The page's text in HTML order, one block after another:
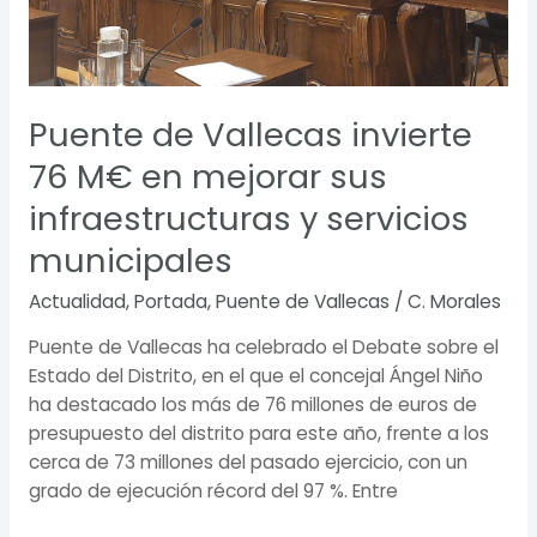
Puente de Vallecas invierte
76 M€ en mejorar sus
infraestructuras y servicios
municipales
Actualidad,Portada,Puente de Vallecas / C. Morales
Puente de Vallecas ha celebrado el Debate sobre el
Estado del Distrito, en el que el concejal Ángel Niño
ha destacado los más de 76 millones de euros de
presupuesto del distrito para este año, frente a los
cerca de 73 millones del pasado ejercicio, con un
grado de ejecución récord del 97 %. Entre